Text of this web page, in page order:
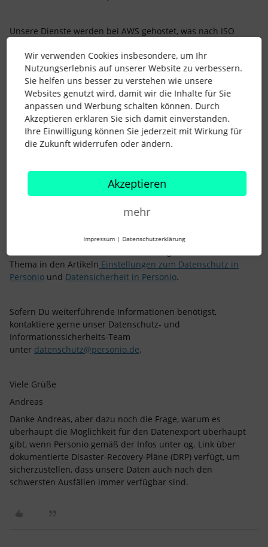
Unsere Dienste werden bei AWS gehostet, was nach ISO
über das AWS-Compliance-Programm und die
Zertifizierungen findest Duhier.
DieseZertifizierungen und Sicherheitsmaßnahmen
auch für AWS-Rechenzentren, um deren physische
Perimeter zu schützen. Unsere Dienste sind derzeit in
mindestens 3 verschiedenen Verfügbarkeitszonen in
verschiedenen AWS-Regionen der EU verfügbar und werden
dort ausgeführt.
Zudem verweisen wir gerne auf den geschlossenen AVV und
die dazugehörigen TOM. Beides findest Du im Tool unter
Einstellungen > Paket & Rechnung >
Thema in den Artikeln Einstellungen zum Datenschutz in
Personio und Datensicherheit in Personio.
Sofern Du weiterführende Informationen benötigst,
kontaktiere gerne unser Datenschutz- und
Informationssicherheits-Team
unter datenschutz@personio.de.
Viele Grüße
​Andreas
Danke Andreas, aber dazu noch die Frage, warum es
überhaupt die Möglichkeit für den Datenexport überhaupt
gibt, wenn Personio gemäß der Infos unter og. Link über
dokumentierte Disaster-Recovery-Pläne (DRP) verfügt, um
sicherzustellen, dass unsere Daten auch nach den
schwersten Ausfällen immer verfügbar sind.
Wir verwenden Cookies insbesondere, um Ihr
Nutzungserlebnis auf unserer Website zu verbessern.
Sie helfen uns besser zu verstehen wie unsere
Websites genutzt wird, damit wir die Inhalte für Sie
anpassen und Werbung schalten können. Durch
Akzeptieren erklären Sie sich damit einverstanden.
Ihre Einwilligung können Sie jederzeit mit Wirkung für
die Zukunft widerrufen oder ändern.
Akzeptieren
mehr
Impressum | Datenschutzerklärung